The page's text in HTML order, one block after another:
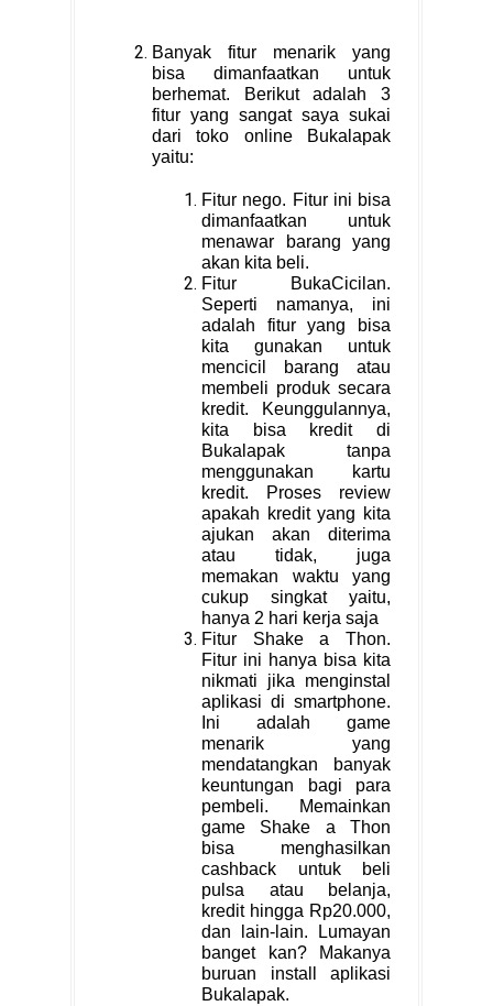
Banyak fitur menarik yang
bisa dimanfaatkan untuk
berhemat. Berikut adalah 3
fitur yang sangat saya sukai
dari toko online Bukalapak
yaitu:
Fitur nego. Fitur ini bisa
dimanfaatkan untuk
menawar barang yang
akan kita beli.
Fitur BukaCicilan.
Seperti namanya, ini
adalah fitur yang bisa
kita gunakan untuk
mencicil barang atau
membeli produk secara
kredit. Keunggulannya,
kita bisa kredit di
Bukalapak tanpa
menggunakan kartu
kredit. Proses review
apakah kredit yang kita
ajukan akan diterima
atau tidak, juga
memakan waktu yang
cukup singkat yaitu,
hanya 2 hari kerja saja
Fitur Shake a Thon.
Fitur ini hanya bisa kita
nikmati jika menginstal
aplikasi di smartphone.
Ini adalah game
menarik yang
mendatangkan banyak
keuntungan bagi para
pembeli. Memainkan
game Shake a Thon
bisa menghasilkan
cashback untuk beli
pulsa atau belanja,
kredit hingga Rp20.000,
dan lain-lain. Lumayan
banget kan? Makanya
buruan install aplikasi
Bukalapak.